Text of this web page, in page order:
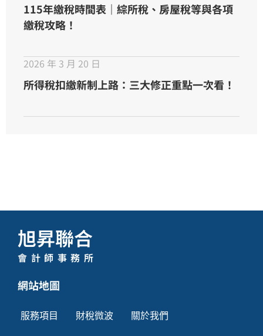
115年繳稅時間表｜綜所稅、房屋稅等與各項
繳稅攻略！
所得稅扣繳新制上路：三大修正重點一次看！
2026 年 3 月 20 日
旭昇聯合
會計師事務所
網站地圖
服務項目 財稅微波 關於我們